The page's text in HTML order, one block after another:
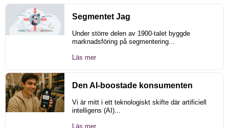
Segmentet Jag
Under större delen av 1900-talet byggde
marknadsföring på segmentering...
Läs mer
Den AI-boostade konsumenten
Vi är mitt i ett teknologiskt skifte där artificiell
intelligens (AI)...
Läs mer